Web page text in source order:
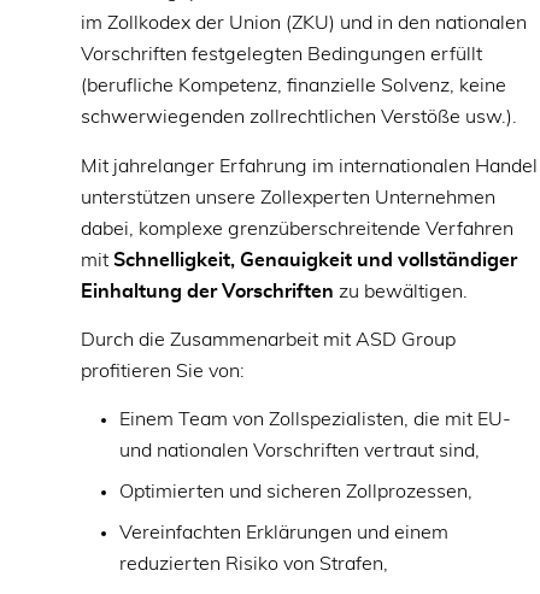
im Zollkodex der Union (ZKU) und in den nationalen
Vorschriften festgelegten Bedingungen erfüllt
(berufliche Kompetenz, finanzielle Solvenz, keine
schwerwiegenden zollrechtlichen Verstöße usw.).
Mit jahrelanger Erfahrung im internationalen Handel
unterstützen unsere Zollexperten Unternehmen
dabei, komplexe grenzüberschreitende Verfahren
mitSchnelligkeit, Genauigkeit und vollständiger
Einhaltung der Vorschriften zu bewältigen.
Durch die Zusammenarbeit mit ASD Group
profitieren Sie von:
Einem Team von Zollspezialisten, die mit EU-
und nationalen Vorschriften vertraut sind,
Optimierten und sicheren Zollprozessen,
Vereinfachten Erklärungen und einem
reduzierten Risiko von Strafen,